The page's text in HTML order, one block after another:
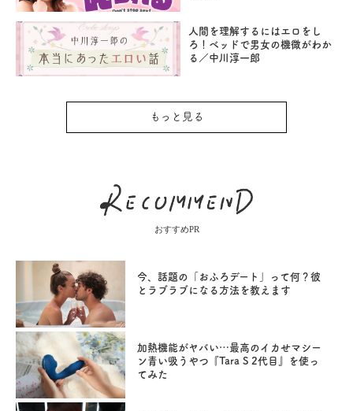
人間を理解するにはエロをし
ろ！ベッドで男女の機微がわか
る／中川淳一郎
もっと見る
おすすめPR
今、話題の「おふろデート」って何？彼
とラブラブになる方法を教えます
加熱機能がヤバい…最高のイカせマシー
ン青い吸うやつ『Tara S 2代目』を使っ
てみた